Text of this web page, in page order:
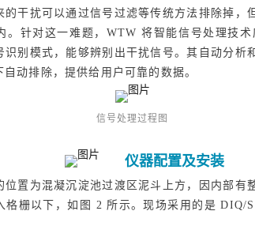
的干扰可以通过信号过滤等传统方法排除掉，
。针对这一难题，WTW 将智能信号处理技
识别模式，能够辨别出干扰信号。其自动分析
动排除，提供给用户可靠的数据。
信号处理过程图
仪器配置及安装
位置为混凝沉淀池过渡区泥斗上方，因内部有
格栅以下，如图 2 所示。现场采用的是 DIQ/